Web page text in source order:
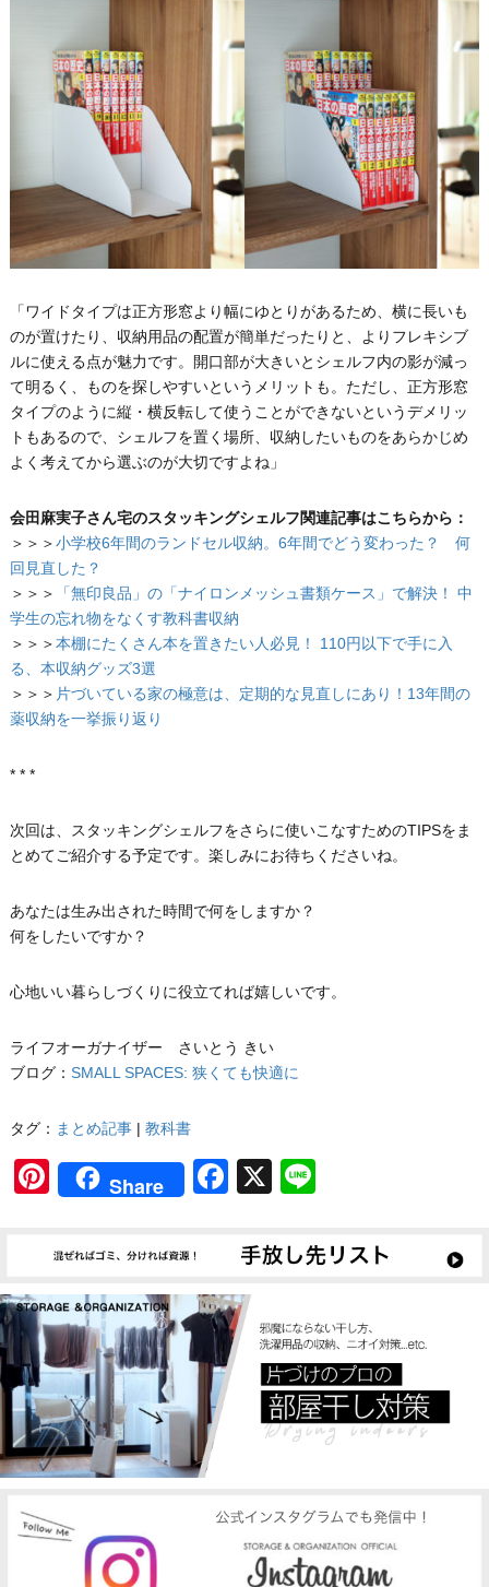
「ワイドタイプは正方形窓より幅にゆとりがあるため、横に長いも
のが置けたり、収納用品の配置が簡単だったりと、よりフレキシブ
ルに使える点が魅力です。開口部が大きいとシェルフ内の影が減っ
て明るく、ものを探しやすいというメリットも。ただし、正方形窓
タイプのように縦・横反転して使うことができないというデメリッ
トもあるので、シェルフを置く場所、収納したいものをあらかじめ
よく考えてから選ぶのが大切ですよね」
会田麻実子さん宅のスタッキングシェルフ関連記事はこちらから：
＞＞＞小学校6年間のランドセル収納。6年間でどう変わった？ 何
回見直した？
＞＞＞
「無印良品」の「ナイロンメッシュ書類ケース」で解決！ 中
学生の忘れ物をなくす教科書収納
＞＞＞本棚にたくさん本を置きたい人必見！ 110円以下で手に入
る、本収納グッズ3選
＞＞＞ 片づいている家の極意は、定期的な見直しにあり！13年間の
薬収納を一挙振り返り
* * *
次回は、スタッキングシェルフをさらに使いこなすためのTIPSをま
とめてご紹介する予定です。楽しみにお待ちくださいね。
あなたは生み出された時間で何をしますか？
何をしたいですか？
心地いい暮らしづくりに役立てれば嬉しいです。
ライフオーガナイザー さいとう きい
ブログ： SMALL SPACES: 狭くても快適に
タグ： まとめ記事| 教科書
Pinterest
Share Facebook
X